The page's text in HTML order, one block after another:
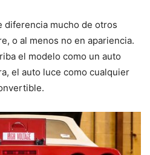
diferencia mucho de otros
o al menos no en apariencia.
el modelo como un auto
el auto luce como cualquier